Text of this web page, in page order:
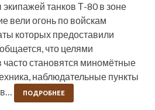
танков Т-80 в зоне
вели огонь по войскам
которых предоставили
что целями
часто становятся миномётные
наблюдательные пункты
ПОДРОБНЕЕ